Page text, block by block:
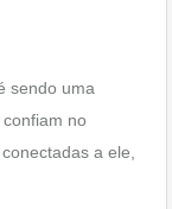
sendo uma
no
a ele,